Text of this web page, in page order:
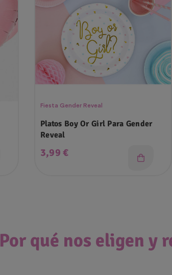
Fiesta Gender Reveal
Platos Boy Or Girl Para Gender
Reveal
Precio
3,99 €
Por qué nos eligen y